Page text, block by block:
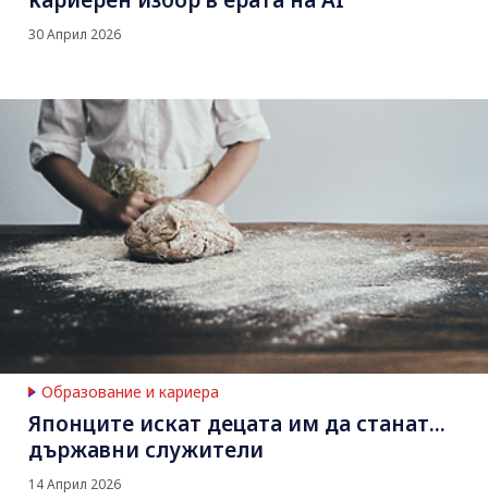
30 Април 2026
Образование и кариера
Японците искат децата им да станат...
държавни служители
14 Април 2026